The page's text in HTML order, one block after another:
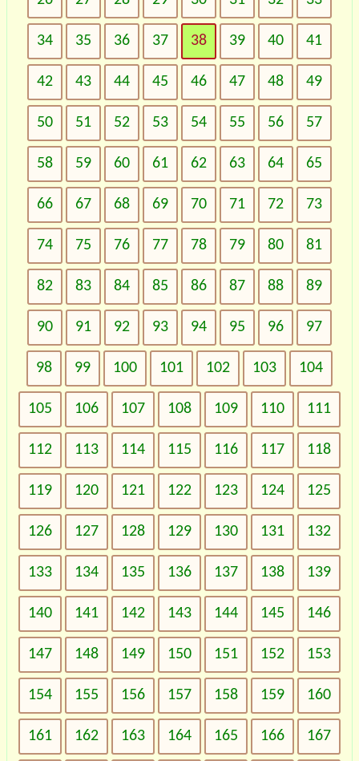
34 35 36 37 38 39 40 41
42 43 44 45 46 47 48 49
50 51 52 53 54 55 56 57
58 59 60 61 62 63 64 65
66 67 68 69 70 71 72 73
74 75 76 77 78 79 80 81
82 83 84 85 86 87 88 89
90 91 92 93 94 95 96 97
98 99 100 101 102 103 104
105 106 107 108 109 110 111
112 113 114 115 116 117 118
119 120 121 122 123 124 125
126 127 128 129 130 131 132
133 134 135 136 137 138 139
140 141 142 143 144 145 146
147 148 149 150 151 152 153
154 155 156 157 158 159 160
161 162 163 164 165 166 167